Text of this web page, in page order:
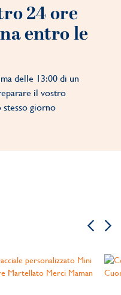
24 ore
entro le
delle 13:00 di un
il vostro
giorno